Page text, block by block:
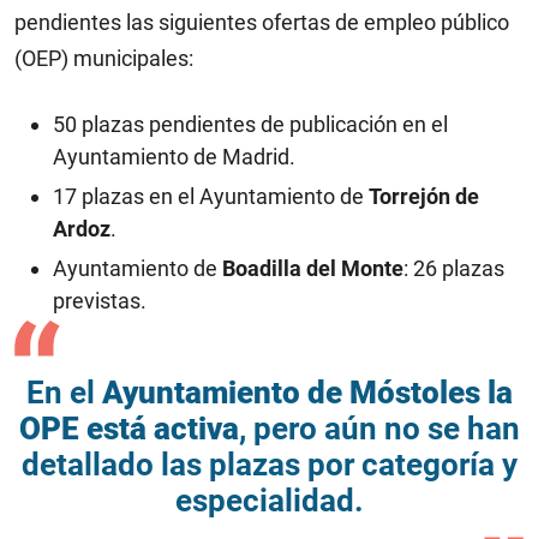
pendientes las siguientes ofertas de empleo público
(OEP) municipales:
50 plazas pendientes de publicación en el
Ayuntamiento de Madrid.
17 plazas en el Ayuntamiento de Torrejón de
Ardoz.
Ayuntamiento de Boadilla del Monte: 26 plazas
previstas.
En el Ayuntamiento de Móstoles la
OPE está activa, pero aún no se han
detallado las plazas por categoría y
especialidad.